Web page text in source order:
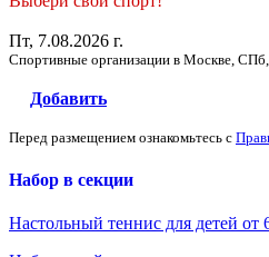
Пт, 7.08.2026 г.
Спортивные организации в Москве, СПб,
Добавить
Перед размещением ознакомьтесь с
Набор в секции
Настольный теннис для детей от